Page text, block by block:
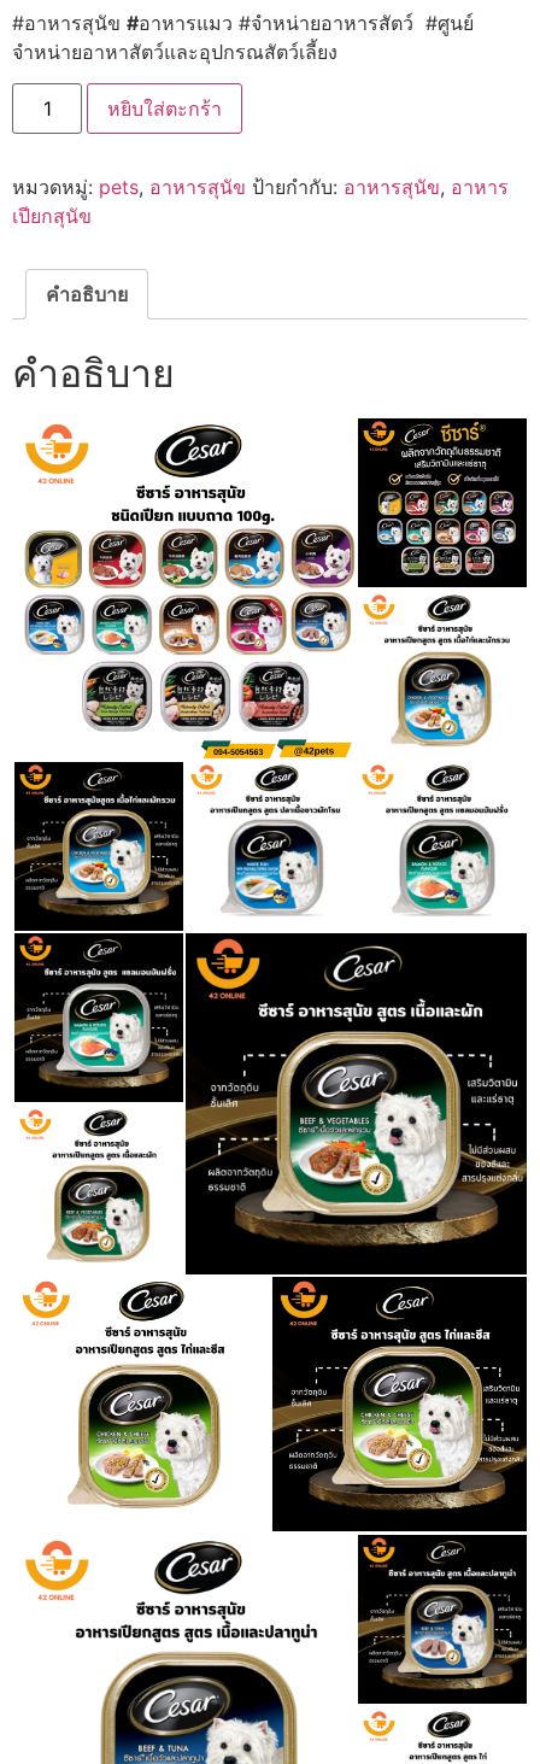
#อาหารสุนัข #อาหารแมว #จำหน่ายอาหารสัตว์ #ศูนย์
จำหน่ายอาหาสัตว์และอุปกรณสัตว์เลี้ยง
จำนวน
Cesar
Premium
ซี
ซาร์
อาหาร
สำหรับ
100g
ชิ้น
หยิบใส่ตะกร้า
หมวดหมู่: pets, อาหารสุนัข ป้ายกำกับ: อาหารสุนัข, อาหาร
เปียกสุนัข
คำอธิบาย
คำอธิบาย